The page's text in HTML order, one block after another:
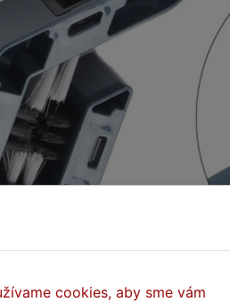
cookies, aby sme vám